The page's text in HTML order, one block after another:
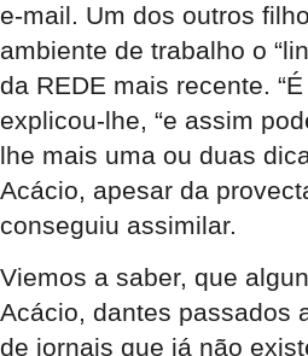
e-mail. Um dos outros
ambiente de trabalho o
da REDE mais recente.
explicou-lhe, “e assim
lhe mais uma ou duas
Acácio, apesar da
conseguiu assimilar.
Viemos a saber, que
Acácio, dantes passados
de jornais que já não